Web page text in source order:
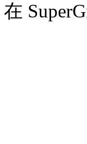
在